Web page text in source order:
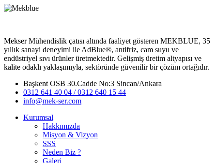
Mekser Mühendislik çatısı altında faaliyet gösteren MEKBLUE, 35
yıllık sanayi deneyimi ile AdBlue®, antifriz, cam suyu ve
endüstriyel sıvı ürünler üretmektedir. Gelişmiş üretim altyapısı ve
kalite odaklı yaklaşımıyla, sektöründe güvenilir bir çözüm ortağıdır.
Başkent OSB 30.Cadde No:3 Sincan/Ankara
0312 641 40 04 / 0312 640 15 44
info@mek-ser.com
Kurumsal
Hakkımızda
Misyon & Vizyon
SSS
Neden Biz ?
Galeri